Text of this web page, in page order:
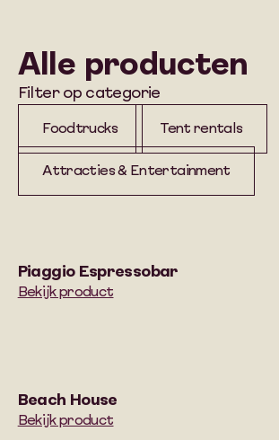
Alle producten
Filter op categorie
Foodtrucks Tent rentals
Attracties & Entertainment
Piaggio Espressobar
Bekijk product
Beach House
Bekijk product